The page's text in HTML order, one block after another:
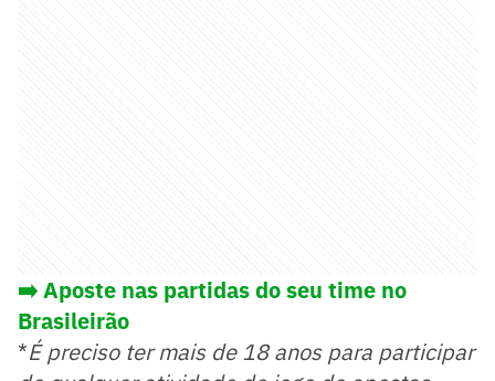
➡️ Aposte nas partidas do seu time no
Brasileirão
*É preciso ter mais de 18 anos para participar